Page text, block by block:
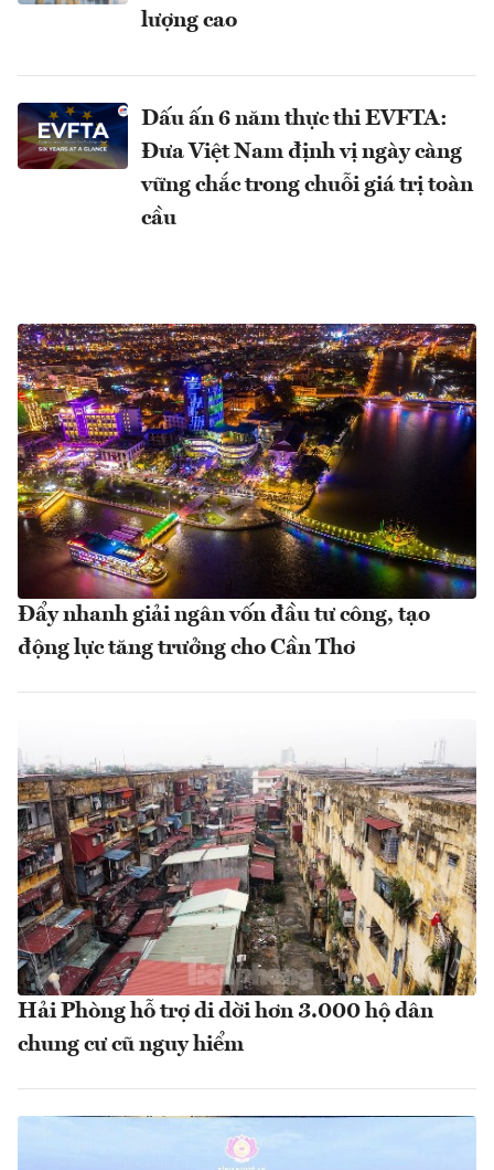
lượng cao
Dấu ấn 6 năm thực thi EVFTA:
Đưa Việt Nam định vị ngày càng
vững chắc trong chuỗi giá trị toàn
cầu
Đẩy nhanh giải ngân vốn đầu tư công, tạo
động lực tăng trưởng cho Cần Thơ
Hải Phòng hỗ trợ di dời hơn 3.000 hộ dân
chung cư cũ nguy hiểm